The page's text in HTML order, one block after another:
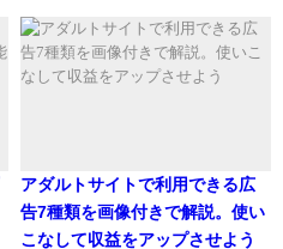
アダルトサイトで利用できる広
告7種類を画像付きで解説。使い
こなして収益をアップさせよう